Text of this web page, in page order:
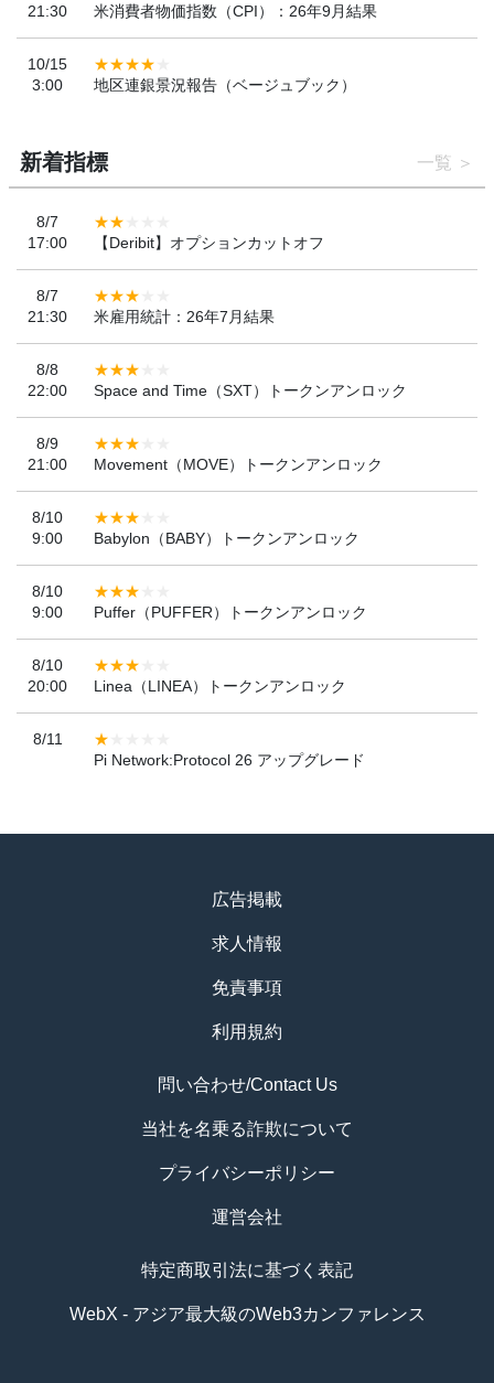
21:30
米消費者物価指数（CPI）：26年9月結果
10/15
3:00
地区連銀景況報告（ベージュブック）
新着指標 一覧
8/7
17:00
【Deribit】オプションカットオフ
8/7
21:30
米雇用統計：26年7月結果
8/8
22:00
Space and Time（SXT）トークンアンロック
8/9
21:00
Movement（MOVE）トークンアンロック
8/10
9:00
Babylon（BABY）トークンアンロック
8/10
9:00
Puffer（PUFFER）トークンアンロック
8/10
20:00
Linea（LINEA）トークンアンロック
8/11
Pi Network:Protocol 26 アップグレード
広告掲載
求人情報
免責事項
利用規約
問い合わせ/Contact Us
当社を名乗る詐欺について
プライバシーポリシー
運営会社
特定商取引法に基づく表記
WebX - アジア最大級のWeb3カンファレンス